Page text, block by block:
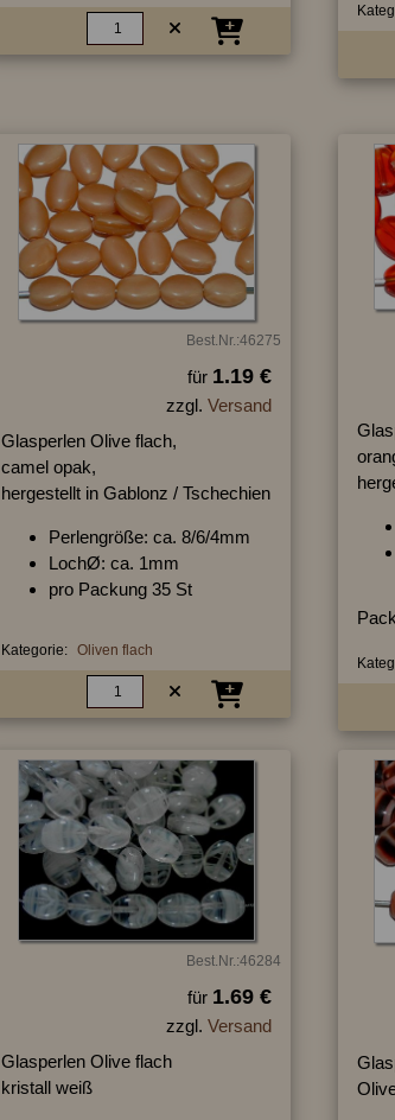
Best.Nr.:46275
für 1.19 €
zzgl. Versand
Glasperlen Olive flach,
camel opak,
hergestellt in Gablonz / Tschechien
Perlengröße: ca. 8/6/4mm
LochØ: ca. 1mm
pro Packung 35 St
Kategorie: Oliven flach
Best.Nr.:46284
für 1.69 €
zzgl. Versand
Glasperlen Olive flach
kristall weiß